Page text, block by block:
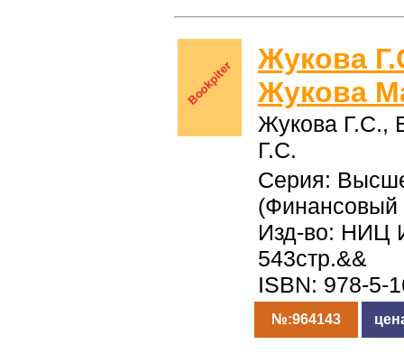
Жукова
Жукова
Жукова Г.С.,
Г.С.
Серия:
(Финансовый
Изд-во: НИЦ
543стр.&&
ISBN: 978-5-
№:964143